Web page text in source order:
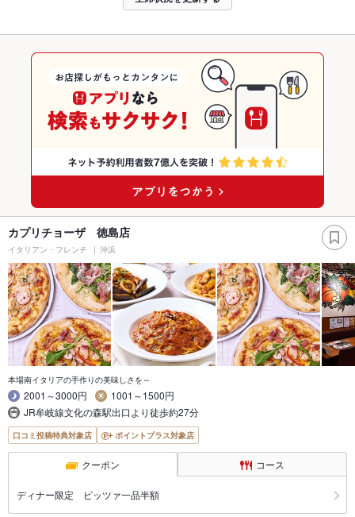
カプリチョーザ 徳島店
イタリアン・フレンチ 沖浜
本場南イタリアの手作りの美味しさを～
2001～3000円
1001～1500円
JR牟岐線文化の森駅出口より徒歩約27分
口コミ投稿特典対象店 ポイントプラス対象店
クーポン コース
ディナー限定 ピッツァ一品半額